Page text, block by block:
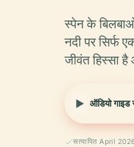
स्पेन के
नदी पर सिर्फ
जीवंत हिस्सा
ऑडियो गाइड
सत्यापित April